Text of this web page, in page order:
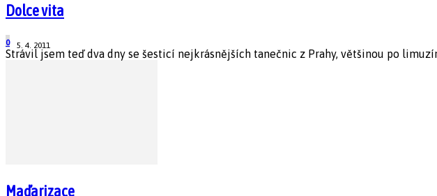
Dolce vita
5. 4. 2011
0
Strávil jsem teď dva dny se šesticí nejkrásnějších tanečnic z Prahy, většinou po
Maďarizace